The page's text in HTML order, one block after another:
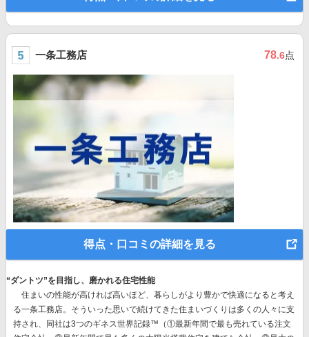
一条工務店 78.6点
得点・口コミの詳細を見る
“ダントツ”を目指し、磨かれる住宅性能
住まいの性能が高ければ高いほど、暮らしがより豊かで快適になると考え
る一条工務店。そういった思いで続けてきた住まいづくりは多くの人々に支
持され、同社は3つのギネス世界記録™（①最新年間で最も売れている注文